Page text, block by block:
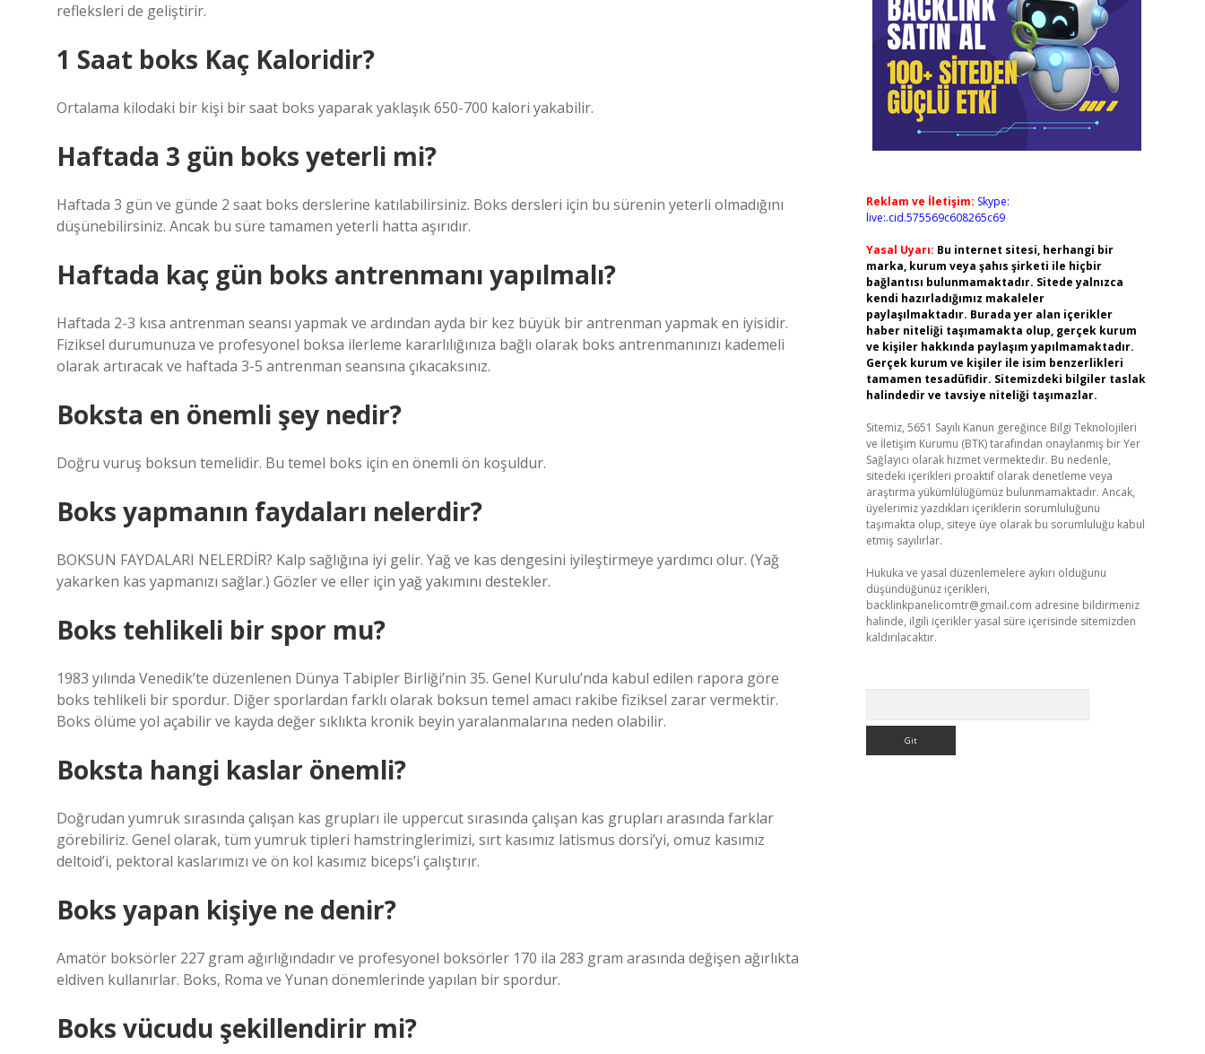
refleksleri de geliştirir.
1 Saat boks Kaç Kaloridir?
Ortalama kilodaki bir kişi bir saat boks yaparak yaklaşık 650-700 kalori yakabilir.
Haftada 3 gün boks yeterli mi?
Haftada 3 gün ve günde 2 saat boks derslerine katılabilirsiniz. Boks dersleri için bu sürenin yeterli olmadığını
düşünebilirsiniz. Ancak bu süre tamamen yeterli hatta aşırıdır.
Haftada kaç gün boks antrenmanı yapılmalı?
Haftada 2-3 kısa antrenman seansı yapmak ve ardından ayda bir kez büyük bir antrenman yapmak en iyisidir.
Fiziksel durumunuza ve profesyonel boksa ilerleme kararlılığınıza bağlı olarak boks antrenmanınızı kademeli
olarak artıracak ve haftada 3-5 antrenman seansına çıkacaksınız.
Boksta en önemli şey nedir?
Doğru vuruş boksun temelidir. Bu temel boks için en önemli ön koşuldur.
Boks yapmanın faydaları nelerdir?
BOKSUN FAYDALARI NELERDİR? Kalp sağlığına iyi gelir. Yağ ve kas dengesini iyileştirmeye yardımcı olur. (Yağ
yakarken kas yapmanızı sağlar.) Gözler ve eller için yağ yakımını destekler.
Boks tehlikeli bir spor mu?
1983 yılında Venedik’te düzenlenen Dünya Tabipler Birliği’nin 35. Genel Kurulu’nda kabul edilen rapora göre
boks tehlikeli bir spordur. Diğer sporlardan farklı olarak boksun temel amacı rakibe fiziksel zarar vermektir.
Boks ölüme yol açabilir ve kayda değer sıklıkta kronik beyin yaralanmalarına neden olabilir.
Boksta hangi kaslar önemli?
Doğrudan yumruk sırasında çalışan kas grupları ile uppercut sırasında çalışan kas grupları arasında farklar
görebiliriz. Genel olarak, tüm yumruk tipleri hamstringlerimizi, sırt kasımız latismus dorsi’yi, omuz kasımız
deltoid’i, pektoral kaslarımızı ve ön kol kasımız biceps’i çalıştırır.
Boks yapan kişiye ne denir?
Amatör boksörler 227 gram ağırlığındadır ve profesyonel boksörler 170 ila 283 gram arasında değişen ağırlıkta
eldiven kullanırlar. Boks, Roma ve Yunan dönemlerinde yapılan bir spordur.
Boks vücudu şekillendirir mi?
Reklam ve İletişim: Skype:
live:.cid.575569c608265c69
Yasal Uyarı: Bu internet sitesi, herhangi bir
marka, kurum veya şahıs şirketi ile hiçbir
bağlantısı bulunmamaktadır. Sitede yalnızca
kendi hazırladığımız makaleler
paylaşılmaktadır. Burada yer alan içerikler
haber niteliği taşımamakta olup, gerçek kurum
ve kişiler hakkında paylaşım yapılmamaktadır.
Gerçek kurum ve kişiler ile isim benzerlikleri
tamamen tesadüfidir. Sitemizdeki bilgiler taslak
halindedir ve tavsiye niteliği taşımazlar.
Sitemiz, 5651 Sayılı Kanun gereğince Bilgi Teknolojileri
ve İletişim Kurumu (BTK) tarafından onaylanmış bir Yer
Sağlayıcı olarak hizmet vermektedir. Bu nedenle,
sitedeki içerikleri proaktif olarak denetleme veya
araştırma yükümlülüğümüz bulunmamaktadır. Ancak,
üyelerimiz yazdıkları içeriklerin sorumluluğunu
taşımakta olup, siteye üye olarak bu sorumluluğu kabul
etmiş sayılırlar.
Hukuka ve yasal düzenlemelere aykırı olduğunu
düşündüğünüz içerikleri,
backlinkpanelicomtr@gmail.com adresine bildirmeniz
halinde, ilgili içerikler yasal süre içerisinde sitemizden
kaldırılacaktır.